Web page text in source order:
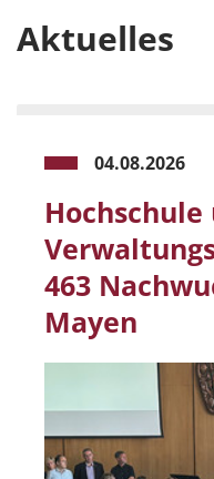
Aktuelles
04.08.2026
Hochschule
463
Mayen